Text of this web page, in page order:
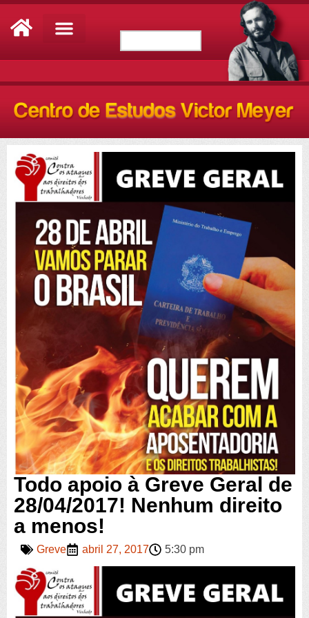
Todo apoio à Greve Geral de
28/04/2017! Nenhum direito
a menos!
Greve abril 27, 2017 5:30 pm